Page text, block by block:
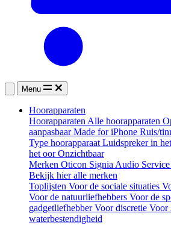
Menu
Hoorapparaten
Hoorapparaten Alle hoorapparaten
aanpasbaarMade for iPhone Ruis/
Type hoorapparaat Luidspreker in
het oorOnzichtbaar
Merken Oticon Signia Audio Service
Bekijk hier alle merken
Toplijsten Voor de sociale situaties
Voor de natuurliefhebbers Voor de
gadgetliefhebberVoor discretie Voor
waterbestendigheid